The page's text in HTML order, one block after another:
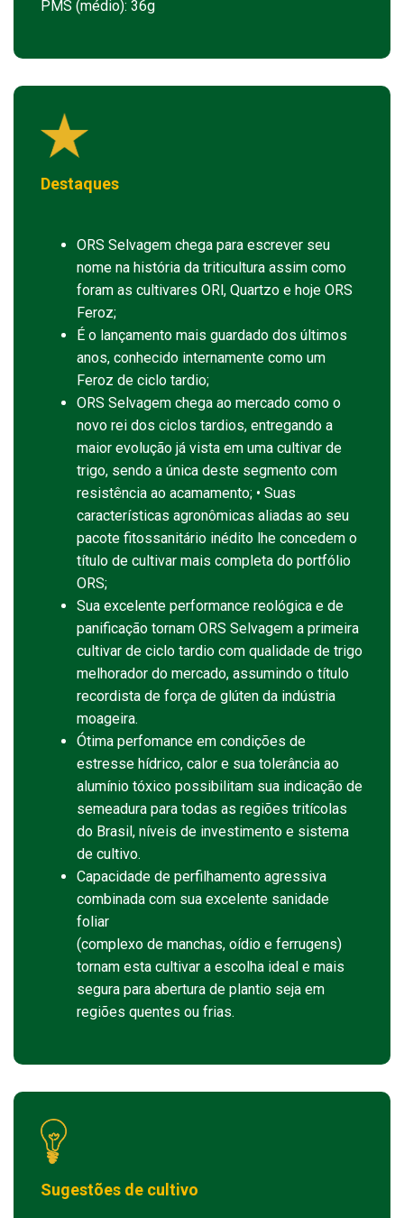
PMS (médio): 36g
Destaques
ORS Selvagem chega para escrever seu
nome na história da triticultura assim como
foram as cultivares ORl, Quartzo e hoje ORS
Feroz;
É o lançamento mais guardado dos últimos
anos, conhecido internamente como um
Feroz de ciclo tardio;
ORS Selvagem chega ao mercado como o
novo rei dos ciclos tardios, entregando a
maior evolução já vista em uma cultivar de
trigo, sendo a única deste segmento com
resistência ao acamamento; • Suas
características agronômicas aliadas ao seu
pacote fitossanitário inédito lhe concedem o
título de cultivar mais completa do portfólio
ORS;
Sua excelente performance reológica e de
panificação tornam ORS Selvagem a primeira
cultivar de ciclo tardio com qualidade de trigo
melhorador do mercado, assumindo o título
recordista de força de glúten da indústria
moageira.
Ótima perfomance em condições de
estresse hídrico, calor e sua tolerância ao
alumínio tóxico possibilitam sua indicação de
semeadura para todas as regiões tritícolas
do Brasil, níveis de investimento e sistema
de cultivo.
Capacidade de perfilhamento agressiva
combinada com sua excelente sanidade
foliar
(complexo de manchas, oídio e ferrugens)
tornam esta cultivar a escolha ideal e mais
segura para abertura de plantio seja em
regiões quentes ou frias.
Sugestões de cultivo